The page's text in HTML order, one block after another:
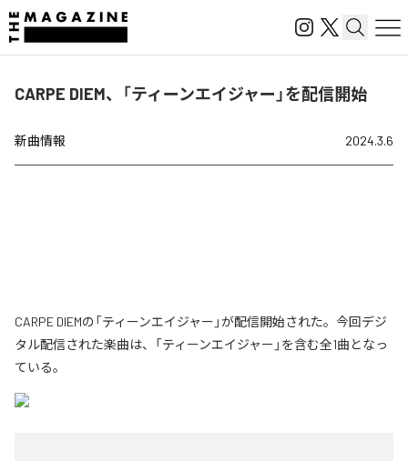
CARPE DIEM、「ティーンエイジャー」を配信開始
新曲情報 2024.3.6
CARPE DIEMの「ティーンエイジャー」が配信開始された。今回デジ
タル配信された楽曲は、「ティーンエイジャー」を含む全1曲となっ
ている。